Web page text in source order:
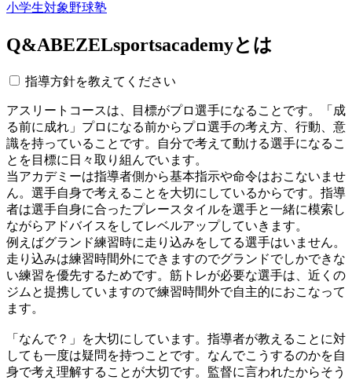
小学生対象野球塾
Q&ABEZELsportsacademyとは
指導方針を教えてください
アスリートコースは、目標がプロ選手になることです。「成
る前に成れ」プロになる前からプロ選手の考え方、行動、意
識を持っていることです。自分で考えて動ける選手になるこ
とを目標に日々取り組んでいます。
当アカデミーは指導者側から基本指示や命令はおこないませ
ん。選手自身で考えることを大切にしているからです。指導
者は選手自身に合ったプレースタイルを選手と一緒に模索し
ながらアドバイスをしてレベルアップしていきます。
例えばグランド練習時に走り込みをしてる選手はいません。
走り込みは練習時間外にできますのでグランドでしかできな
い練習を優先するためです。筋トレが必要な選手は、近くの
ジムと提携していますので練習時間外で自主的におこなって
ます。
「なんで？」を大切にしています。指導者が教えることに対
しても一度は疑問を持つことです。なんでこうするのかを自
身で考え理解することが大切です。監督に言われたからそう